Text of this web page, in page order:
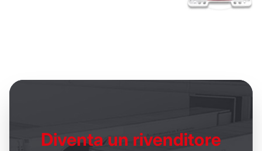
Diventa un rivenditore